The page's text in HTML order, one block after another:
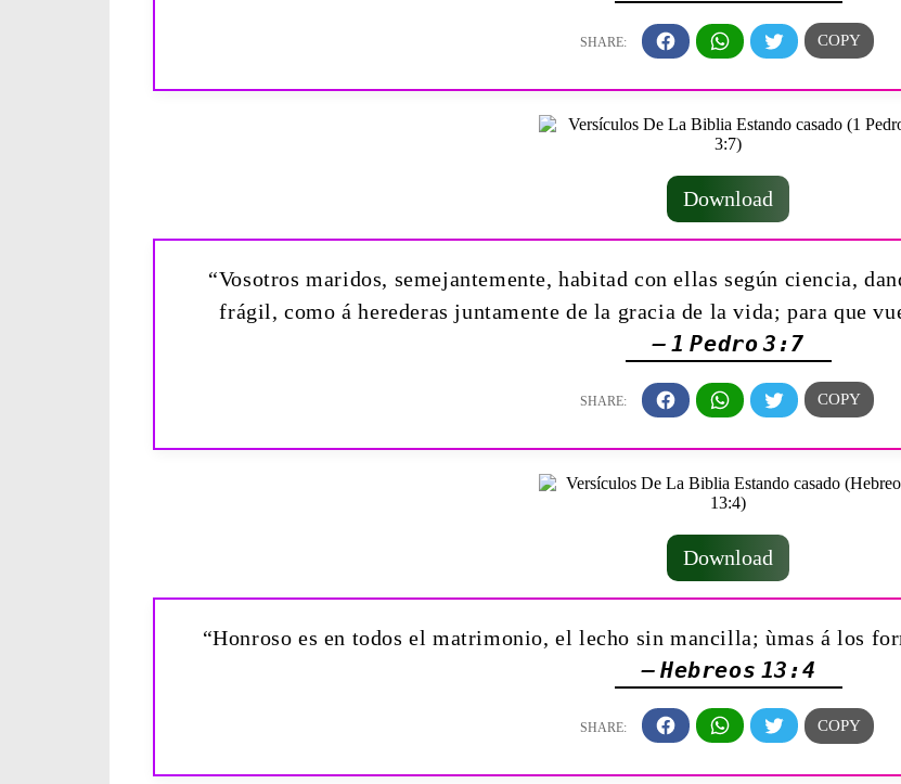
Download
“Vosotros maridos, semejantemente, habitad con ellas según ciencia,
frágil, como á herederas juntamente de la gracia de la vida; para que
— 1 Pedro 3:7
Download
“Honroso es en todos el matrimonio, el lecho sin mancilla; ùmas á los
— Hebreos 13:4